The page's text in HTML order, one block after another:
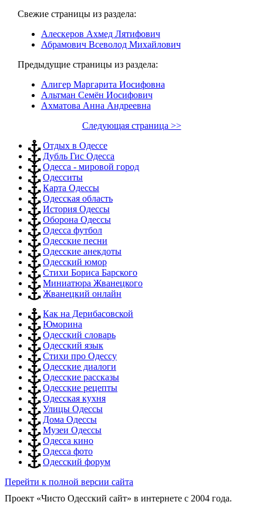
Свежие страницы из раздела:
Алескеров Ахмед Лятифович
Абрамович Всеволод Михайлович
Предыдущие страницы из раздела:
Алигер Маргарита Иосифовна
Альтман Семён Иосифович
Ахматова Анна Андреевна
Следующая страница >>
Отдых в Одессе
Дубль Гис Одесса
Одесса - мировой город
Одесситы
Карта Одессы
Одесская область
История Одессы
Оборона Одессы
Одесса футбол
Одесские песни
Одесские анекдоты
Одесский юмор
Стихи Бориса Барского
Миниатюра Жванецкого
Жванецкий онлайн
Как на Дерибасовской
Юморина
Одесский словарь
Одесский язык
Стихи про Одессу
Одесские диалоги
Одесские рассказы
Одесские рецепты
Одесская кухня
Улицы Одессы
Дома Одессы
Музеи Одессы
Одесса кино
Одесса фото
Одесский форум
Перейти к полной версии сайта
Проект «Чисто Одесский сайт» в интернете с 2004 года.